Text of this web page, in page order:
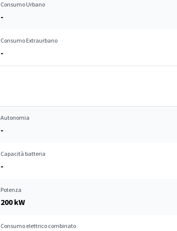
Consumo Urbano
-
Consumo Extraurbano
-
Autonomia
-
Capacità batteria
-
Potenza
200 kW
Consumo elettrico combinato